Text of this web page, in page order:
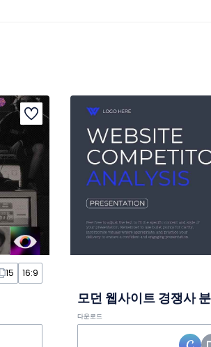
15 16:9
모던 웹사이트 경쟁사
다운로드